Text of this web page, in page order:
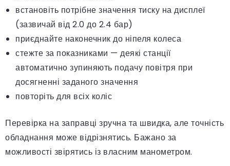
встановіть потрібне значення тиску на дисплеї
(зазвичай від 2.0 до 2.4 бар)
приєднайте наконечник до ніпеля колеса
стежте за показниками — деякі станції
автоматично зупиняють подачу повітря при
досягненні заданого значення
повторіть для всіх коліс
Перевірка на заправці зручна та швидка, але точність
обладнання може відрізнятись. Бажано за
можливості звірятись із власним манометром.